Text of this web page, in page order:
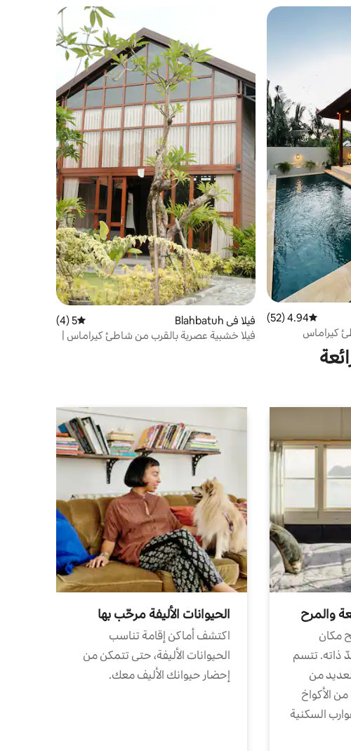
متوسط التقييم 4.94 من 5، 52 مراجعات
4.94 (52)
كيراماس
فيلا في Blahbatuh متوسط التقييم 5 من 5، 4 مراجعات
5 (4)
فيلا خشبية عصرية بالقرب من شاطئ كيراماس |
والمرح
مكان
ذاته. تتسم
من
من الأكواخ
السكنية
الحيوانات الأليفة مرحّب بها
اكتشف أماكن إقامة تناسب
الحيوانات الأليفة، حتى تتمكن من
إحضار حيوانك الأليف معك.